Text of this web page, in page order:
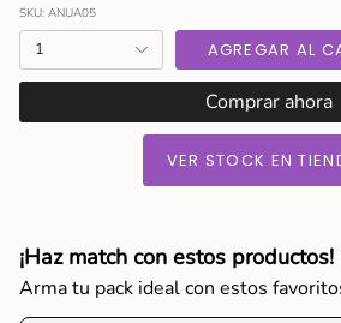
exceso de sebo.
Tamaño: 150 ml
Modo de Uso
Aplica una cantidad adecuada del
manos. Agrega un poco de agua y
suficiente espuma. Masajea
movimientos circulares y enjuaga bien
SKU: ANUA05
{"in_cart_html"=>"
<span
cart\">
en
el
1 AGREGAR AL
Comprar ahora
VER STOCK EN
¡Haz match con estos productos!
Arma tu pack ideal con estos